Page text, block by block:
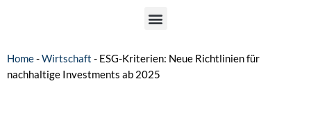
Home-Wirtschaft - ESG-Kriterien: Neue Richtlinien für
nachhaltige Investments ab 2025